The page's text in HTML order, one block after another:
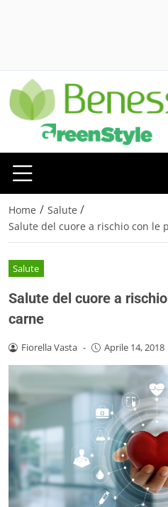
Home / Salute /
Salute del cuore a rischio con le
Salute
Salute del cuore a
carne
Fiorella Vasta - Aprile 14, 2018